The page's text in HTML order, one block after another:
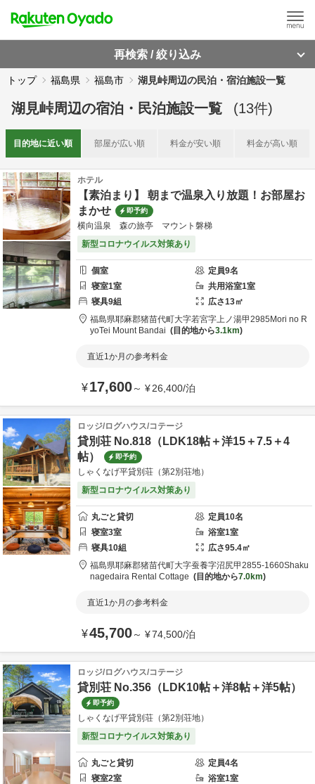
再検索 / 絞り込み
トップ 福島県 福島市 湖見峠周辺の民泊・宿泊施設一覧
湖見峠周辺の宿泊・民泊施設一覧 (13件)
目的地に近い順 部屋が広い順 料金が安い順 料金が高い順
ホテル
【素泊まり】 朝まで温泉入り放題！お部屋お
まかせ
即予約
横向温泉 森の旅亭 マウント磐梯
新型コロナウイルス対策あり
個室 定員9名
寝室1室 共用浴室1室
寝具9組 広さ13㎡
福島県耶麻郡猪苗代町大字若宮字上ノ湯甲2985 Mori no R
yoTei Mount Bandai
目的地から3.1km
直近1か月の参考料金
¥17,600～ ¥26,400/泊
ロッジ/ログハウス/コテージ
貸別荘 No.818（LDK18帖＋洋15＋7.5＋4
帖）
即予約
しゃくなげ平貸別荘（第2別荘地）
新型コロナウイルス対策あり
丸ごと貸切 定員10名
寝室3室 浴室1室
寝具10組 広さ95.4㎡
福島県耶麻郡猪苗代町大字蚕養字沼尻甲2855-1660Shaku
nagedaira Rental Cottage
目的地から7.0km
直近1か月の参考料金
¥45,700～ ¥74,500/泊
ロッジ/ログハウス/コテージ
貸別荘 No.356（LDK10帖＋洋8帖＋洋5帖）
即予約
しゃくなげ平貸別荘（第2別荘地）
新型コロナウイルス対策あり
丸ごと貸切 定員4名
寝室2室 浴室1室